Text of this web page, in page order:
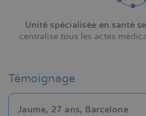
Unité spécialisée en santé
centralise tous les actes
Témoignage
Jaume, 27 ans, Barcelone